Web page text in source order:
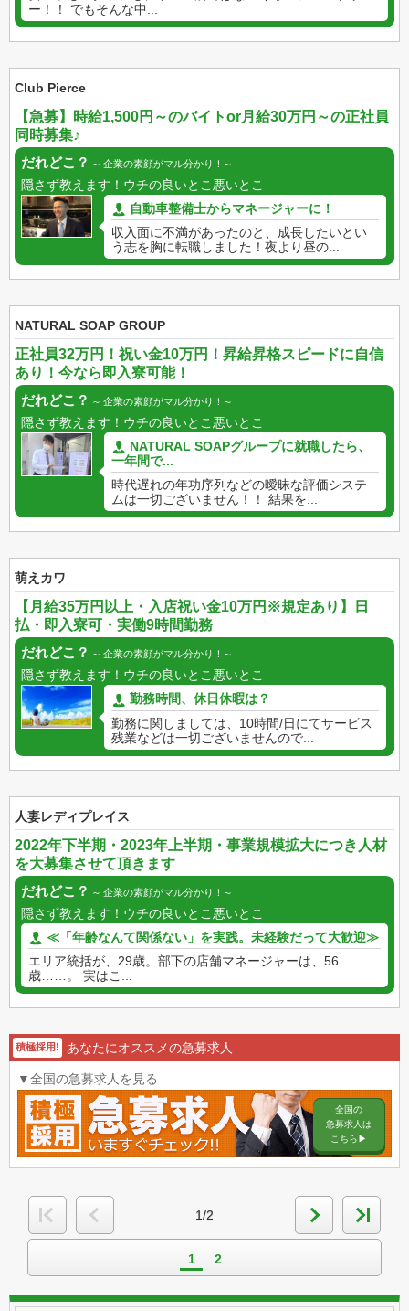
ー！！ でもそんな中...
Club Pierce
【急募】時給1,500円～のバイトor月給30万円～の正社員
同時募集♪
だれどこ？
企業の素顔がマル分かり！
隠さず教えます！ウチの良いとこ悪いとこ
自動車整備士からマネージャーに！
収入面に不満があったのと、成長したいとい
う志を胸に転職しました！夜より昼の...
NATURAL SOAP GROUP
正社員32万円！祝い金10万円！昇給昇格スピードに自信
あり！今なら即入寮可能！
だれどこ？
企業の素顔がマル分かり！
隠さず教えます！ウチの良いとこ悪いとこ
NATURAL SOAPグループに就職したら、
一年間で...
時代遅れの年功序列などの曖昧な評価システ
ムは一切ございません！！ 結果を...
萌えカワ
【月給35万円以上・入店祝い金10万円※規定あり】日
払・即入寮可・実働9時間勤務
だれどこ？
企業の素顔がマル分かり！
隠さず教えます！ウチの良いとこ悪いとこ
勤務時間、休日休暇は？
勤務に関しましては、10時間/日にてサービス
残業などは一切ございませんので...
人妻レディプレイス
2022年下半期・2023年上半期・事業規模拡大につき人材
を大募集させて頂きます
だれどこ？
企業の素顔がマル分かり！
隠さず教えます！ウチの良いとこ悪いとこ
≪「年齢なんて関係ない」を実践。未経験だって大歓迎≫
エリア統括が、29歳。部下の店舗マネージャーは、56
歳……。 実はこ...
積極採用! あなたにオススメの急募求人
▼全国の急募求人を見る
全国の
急募求人は
こちら▶︎
1/2
1 2